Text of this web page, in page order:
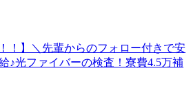
！】＼先輩からのフォロー付きで安
♪光ファイバーの検査！寮費4.5万補